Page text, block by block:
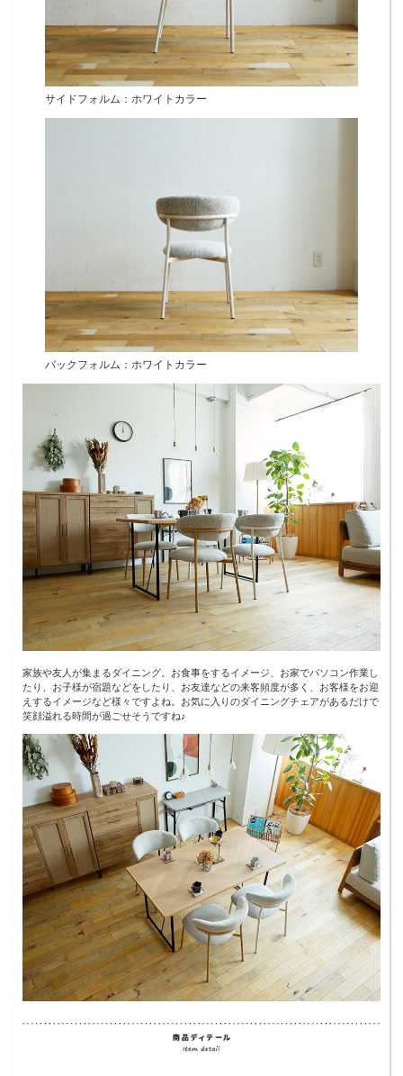
サイドフォルム：ホワイトカラー
バックフォルム：ホワイトカラー
家族や友人が集まるダイニング。お食事をするイメージ、お家でパソコン作業し
たり、お子様が宿題などをしたり、お友達などの来客頻度が多く、お客様をお迎
えするイメージなど様々ですよね。お気に入りのダイニングチェアがあるだけで
笑顔溢れる時間が過ごせそうですね♪